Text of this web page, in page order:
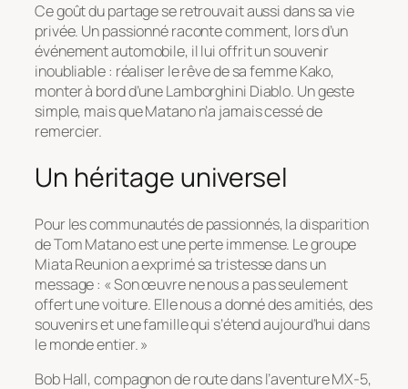
Ce goût du partage se retrouvait aussi dans sa vie
privée. Un passionné raconte comment, lors d’un
événement automobile, il lui offrit un souvenir
inoubliable : réaliser le rêve de sa femme Kako,
monter à bord d’une Lamborghini Diablo. Un geste
simple, mais que Matano n’a jamais cessé de
remercier.
Un héritage universel
Pour les communautés de passionnés, la disparition
de Tom Matano est une perte immense. Le groupe
Miata Reunion a exprimé sa tristesse dans un
message : « Son œuvre ne nous a pas seulement
offert une voiture. Elle nous a donné des amitiés, des
souvenirs et une famille qui s’étend aujourd’hui dans
le monde entier. »
Bob Hall, compagnon de route dans l’aventure MX-5,